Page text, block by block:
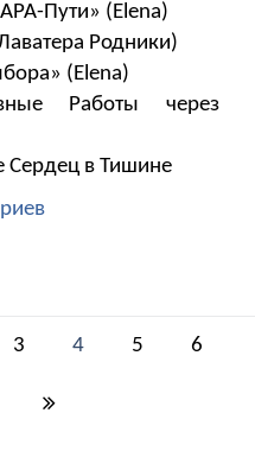
Пути» (Elena)
Родники)
(Elena)
Работы через
Сердец в Тишине
3 4 5 6